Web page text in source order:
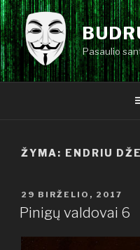
Eiti
prie
turinio
Pasaulio
ŽYMA: ENDRIU
PASKELBTA
29 BIRŽELIO, 2017
Pinigų valdovai 6